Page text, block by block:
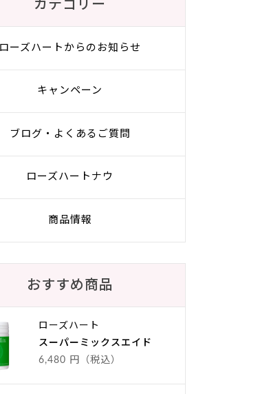
カテゴリー
ローズハートからのお知らせ
キャンペーン
ブログ・よくあるご質問
ローズハートナウ
商品情報
おすすめ商品
ローズハート
スーパーミックスエイド
6,480 円（税込）